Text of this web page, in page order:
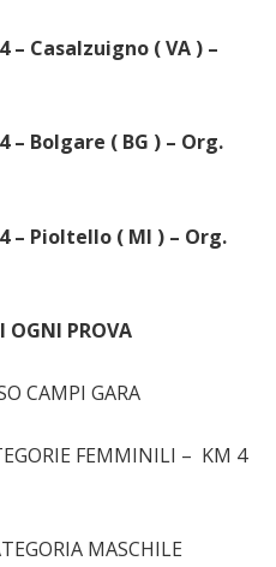
– Casalzuigno ( VA ) –
– Bolgare ( BG ) – Org.
– Pioltello ( MI ) – Org.
OGNI PROVA
CAMPI GARA
FEMMINILI – KM 4
MASCHILE